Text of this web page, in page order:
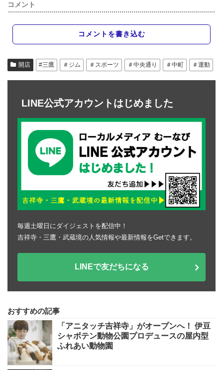
コメント
コメントを書き込む
開店 #三鷹 ＃ジム ＃スポーツ ＃中央通り ＃中町 ＃運動
LINE公式アカウントはじめました
毎週土曜日にダイジェストを配信中！
吉祥寺・三鷹・武蔵境の人気情報や最新情報をGetできます。
LINEで友だちになる
おすすめの記事
「アニタッチ吉祥寺」がオープンへ！ 伊豆
シャボテン動物公園プロデュースの屋内型
ふれあい動物園